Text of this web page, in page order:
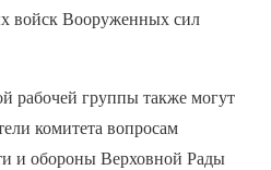
войск Вооруженных сил
рабочей группы также могут
комитета вопросам
и обороны Верховной Рады